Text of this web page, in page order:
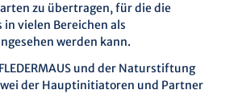
zu übertragen, für die die
vielen Bereichen als
werden kann.
und der Naturstiftung
der Hauptinitiatoren und Partner